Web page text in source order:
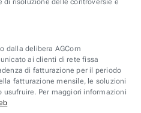
di risoluzione delle controversie è
dalla delibera AGCom
ai clienti di rete fissa
di fatturazione per il periodo
fatturazione mensile, le soluzioni
Per maggiori informazioni